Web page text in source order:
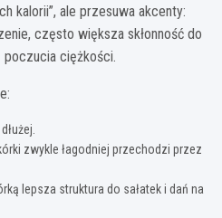
kalorii”, ale przesuwa akcenty:
często większa skłonność do
ciężkości.
zwykle łagodniej przechodzi przez
lepsza struktura do sałatek i dań na